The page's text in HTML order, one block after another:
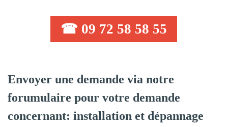
☎ 09 72 58 58 55
Envoyer une demande via notre
forumulaire pour votre demande
concernant: installation et dépannage